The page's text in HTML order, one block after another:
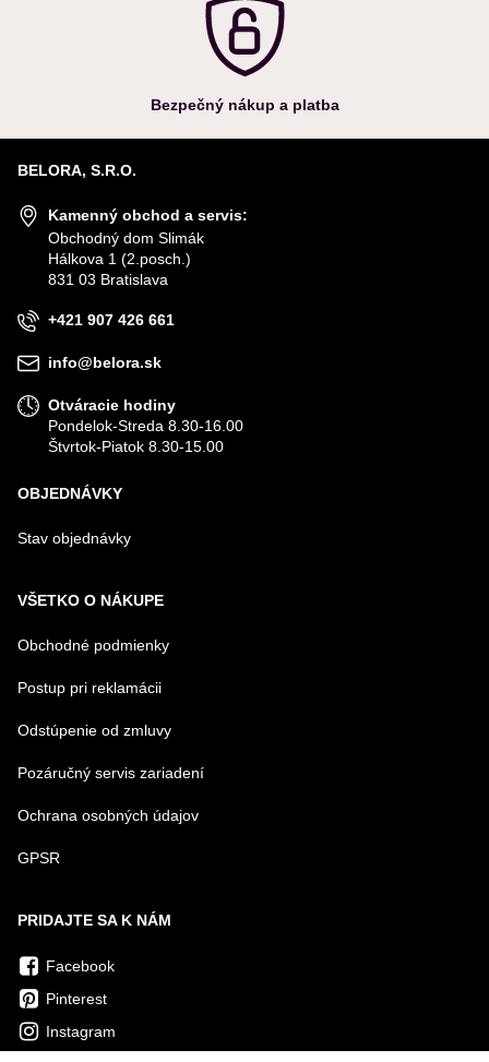
Bezpečný nákup a platba
BELORA, S.R.O.
Kamenný obchod a servis:
Obchodný dom Slimák
Hálkova 1 (2.posch.)
831 03 Bratislava
+421 907 426 661
info@belora.sk
Otváracie hodiny
Pondelok-Streda 8.30-16.00
Štvrtok-Piatok 8.30-15.00
OBJEDNÁVKY
Stav objednávky
VŠETKO O NÁKUPE
Obchodné podmienky
Postup pri reklamácii
Odstúpenie od zmluvy
Pozáručný servis zariadení
Ochrana osobných údajov
GPSR
PRIDAJTE SA K NÁM
Facebook
Pinterest
Instagram